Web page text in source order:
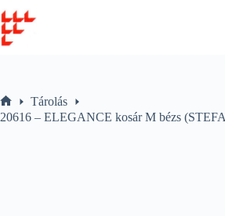
to
content
Home
Tárolás
20616 – ELEGANCE kosár M bézs